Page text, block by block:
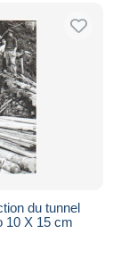
du tunnel
10 X 15 cm